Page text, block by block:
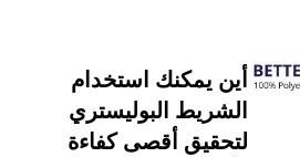
أين يمكنك استخدام
الشريط البوليستري
لتحقيق أقصى كفاءة